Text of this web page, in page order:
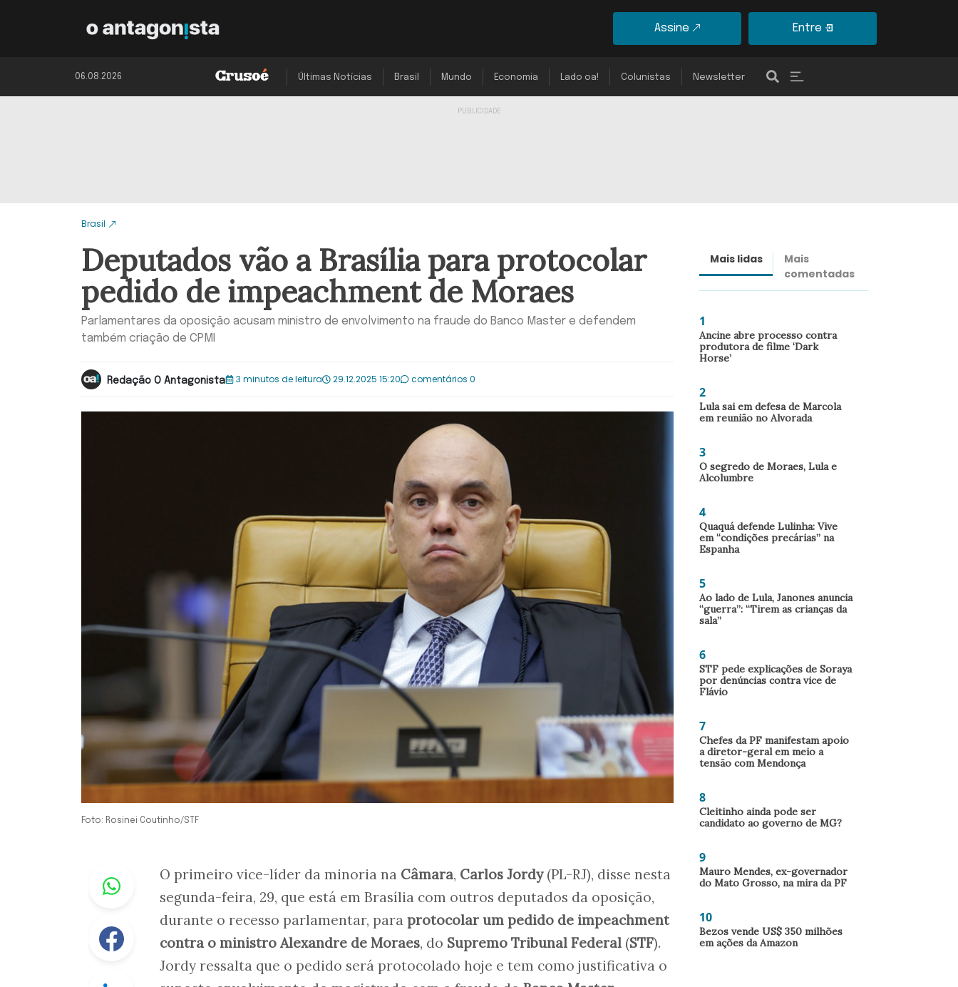
Assine Entre
06.08.2026 Últimas Notícias Brasil Mundo Economia Lado oa! Colunistas Newsletter
Brasil
Deputados vão a Brasília para protocolar
pedido de impeachment de Moraes
Parlamentares da oposição acusam ministro de envolvimento na fraude do Banco Master e defendem
também criação de CPMI
Redação O Antagonista 3 minutos de leitura 29.12.2025 15:20 comentários 0
Foto: Rosinei Coutinho/STF
Whastapp
Facebook
O primeiro vice-líder da minoria na Câmara, Carlos Jordy(PL-RJ), disse nesta
segunda-feira, 29, que está em Brasília com outros deputados da oposição,
durante o recesso parlamentar, para protocolar um pedido de impeachment
contra o ministro Alexandre de Moraes, do Supremo Tribunal Federal (STF).
Jordy ressalta que o pedido será protocolado hoje e tem como justificativa o
Mais lidas
Mais
comentadas
1
Ancine abre processo contra
produtora de filme ‘Dark
Horse’
2
Lula sai em defesa de Marcola
em reunião no Alvorada
3
O segredo de Moraes, Lula e
Alcolumbre
4
Quaquá defende Lulinha: Vive
em “condições precárias” na
Espanha
5
Ao lado de Lula, Janones anuncia
“guerra”: “Tirem as crianças da
sala”
6
STF pede explicações de Soraya
por denúncias contra vice de
Flávio
7
Chefes da PF manifestam apoio
a diretor-geral em meio a
tensão com Mendonça
8
Cleitinho ainda pode ser
candidato ao governo de MG?
9
Mauro Mendes, ex-governador
do Mato Grosso, na mira da PF
10
Bezos vende US$ 350 milhões
em ações da Amazon